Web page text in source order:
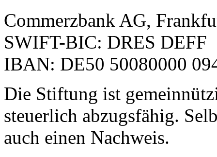
Commerzbank AG,
SWIFT-BIC: DRES DEFF
IBAN: DE50 50080000
Die Stiftung ist
steuerlich abzugsfähig.
auch einen Nachweis.